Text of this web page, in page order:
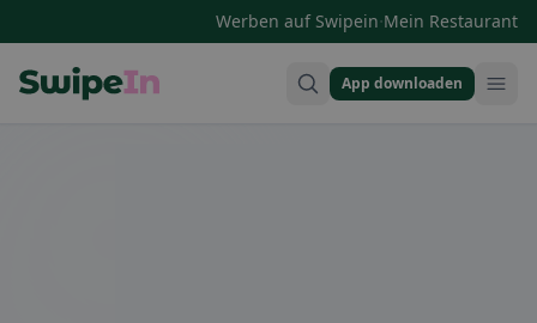
Werben auf Swipein·Mein Restaurant
App downloaden